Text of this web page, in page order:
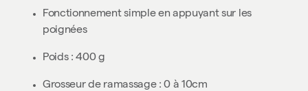
Fonctionnement simple en appuyant sur les
poignées
Poids : 400 g
Grosseur de ramassage : 0 à 10cm